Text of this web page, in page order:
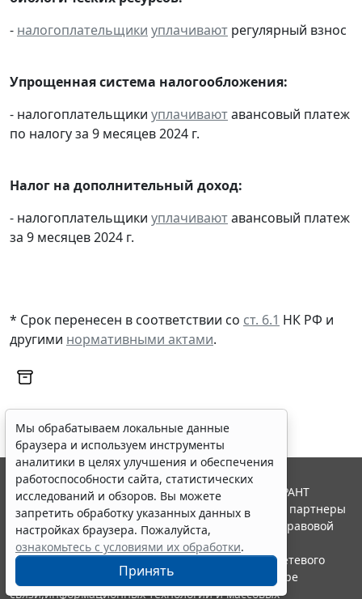
- налогоплательщики уплачивают регулярный взнос
Упрощенная система налогообложения:
- налогоплательщики уплачиваютавансовый платеж
по налогу за 9 месяцев 2024 г.
Налог на дополнительный доход:
- налогоплательщики уплачиваютавансовый платеж
за 9 месяцев 2024 г.
* Срок перенесен в соответствии со ст. 6.1 НК РФ и
другими нормативными актами.
Мы обрабатываем локальные данные
браузера и используем инструменты
аналитики в целях улучшения и обеспечения
работоспособности сайта, статистических
исследований и обзоров. Вы можете
запретить обработку указанных данных в
настройках браузера. Пожалуйста,
ознакомьтесь с условиями их обработки.
Принять
© ООО "НПП "ГАРАНТ-СЕРВИС", 2026. Система ГАРАНТ
выпускается с 1990 года. Компания "Гарант" и ее партнеры
являются участниками Российской ассоциации правовой
информации ГАРАНТ.
Портал ГАРАНТ.РУ зарегистрирован в качестве сетевого
издания Федеральной службой по надзору в сфере
связи,информационных технологий и массовых